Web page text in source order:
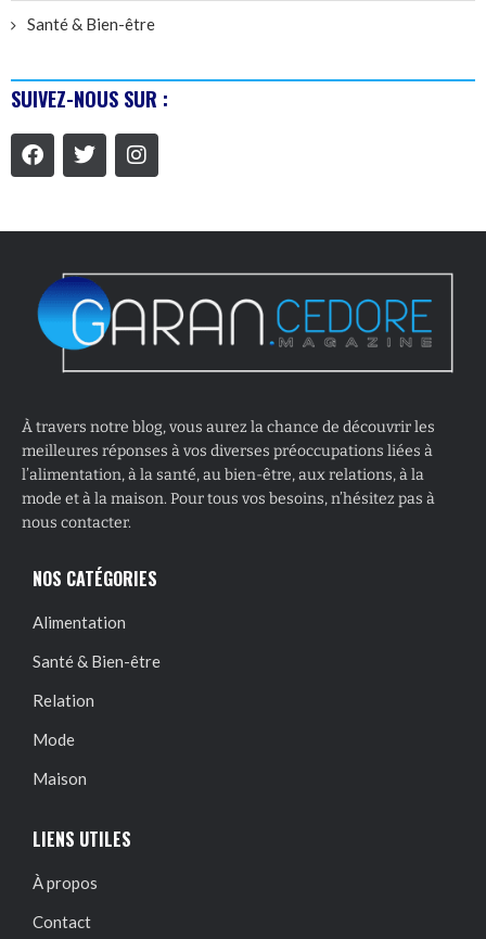
Santé & Bien-être
SUIVEZ-NOUS SUR :
À travers notre blog, vous aurez la chance de découvrir les
meilleures réponses à vos diverses préoccupations liées à
l’alimentation, à la santé, au bien-être, aux relations, à la
mode et à la maison. Pour tous vos besoins, n’hésitez pas à
nous contacter.
NOS CATÉGORIES
Alimentation
Santé & Bien-être
Relation
Mode
Maison
LIENS UTILES
À propos
Contact